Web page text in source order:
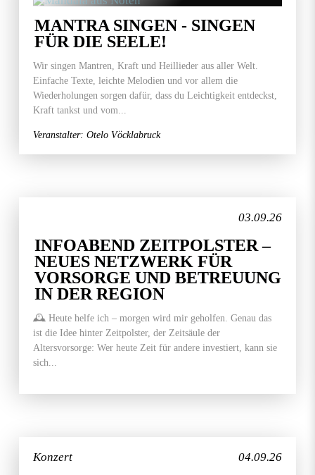
MANTRA SINGEN - SINGEN
FÜR DIE SEELE!
Wir singen Mantren, Kraft und Heillieder aus aller Welt.
Einfache Texte, leichte Melodien und vor allem die
Wiederholungen sorgen dafür, dass du Leichtigkeit entdeckst,
Kraft tankst und vom...
Veranstalter: Otelo Vöcklabruck
03.09.26
INFOABEND ZEITPOLSTER –
NEUES NETZWERK FÜR
VORSORGE UND BETREUUNG
IN DER REGION
🕰️ Heute helfe ich – morgen wird mir geholfen. Genau das
ist die Idee hinter Zeitpolster, der Zeitsäule der
Altersvorsorge: Wer heute Zeit für andere investiert, kann sie
sich...
04.09.26
Konzert